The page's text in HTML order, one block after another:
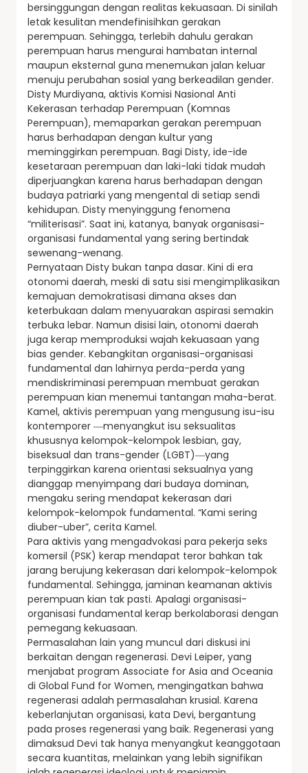
bersinggungan dengan realitas kekuasaan. Di sinilah
letak kesulitan mendefinisihkan gerakan
perempuan. Sehingga, terlebih dahulu gerakan
perempuan harus mengurai hambatan internal
maupun eksternal guna menemukan jalan keluar
menuju perubahan sosial yang berkeadilan gender.
Disty Murdiyana, aktivis Komisi Nasional Anti
Kekerasan terhadap Perempuan (Komnas
Perempuan), memaparkan gerakan perempuan
harus berhadapan dengan kultur yang
meminggirkan perempuan. Bagi Disty, ide-ide
kesetaraan perempuan dan laki-laki tidak mudah
diperjuangkan karena harus berhadapan dengan
budaya patriarki yang mengental di setiap sendi
kehidupan. Disty menyinggung fenomena
“militerisasi”. Saat ini, katanya, banyak organisasi-
organisasi fundamental yang sering bertindak
sewenang-wenang.
Pernyataan Disty bukan tanpa dasar. Kini di era
otonomi daerah, meski di satu sisi mengimplikasikan
kemajuan demokratisasi dimana akses dan
keterbukaan dalam menyuarakan aspirasi semakin
terbuka lebar. Namun disisi lain, otonomi daerah
juga kerap memproduksi wajah kekuasaan yang
bias gender. Kebangkitan organisasi-organisasi
fundamental dan lahirnya perda-perda yang
mendiskriminasi perempuan membuat gerakan
perempuan kian menemui tantangan maha-berat.
Kamel, aktivis perempuan yang mengusung isu-isu
kontemporer ―menyangkut isu seksualitas
khususnya kelompok-kelompok lesbian, gay,
biseksual dan trans-gender (LGBT)―yang
terpinggirkan karena orientasi seksualnya yang
dianggap menyimpang dari budaya dominan,
mengaku sering mendapat kekerasan dari
kelompok-kelompok fundamental. “Kami sering
diuber-uber”, cerita Kamel.
Para aktivis yang mengadvokasi para pekerja seks
komersil (PSK) kerap mendapat teror bahkan tak
jarang berujung kekerasan dari kelompok-kelompok
fundamental. Sehingga, jaminan keamanan aktivis
perempuan kian tak pasti. Apalagi organisasi-
organisasi fundamental kerap berkolaborasi dengan
pemegang kekuasaan.
Permasalahan lain yang muncul dari diskusi ini
berkaitan dengan regenerasi. Devi Leiper, yang
menjabat program Associate for Asia and Oceania
di Global Fund for Women, mengingatkan bahwa
regenerasi adalah permasalahan krusial. Karena
keberlanjutan organisasi, kata Devi, bergantung
pada proses regenerasi yang baik. Regenerasi yang
dimaksud Devi tak hanya menyangkut keanggotaan
secara kuantitas, melainkan yang lebih signifikan